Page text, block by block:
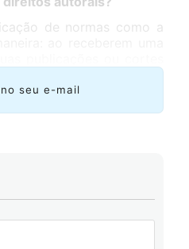
de normas como a
seu e-mail